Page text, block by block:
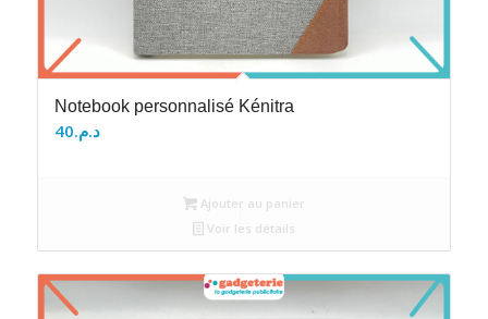
Notebook personnalisé Kénitra
د.م.40
Ajouter au panier
Voir les détails